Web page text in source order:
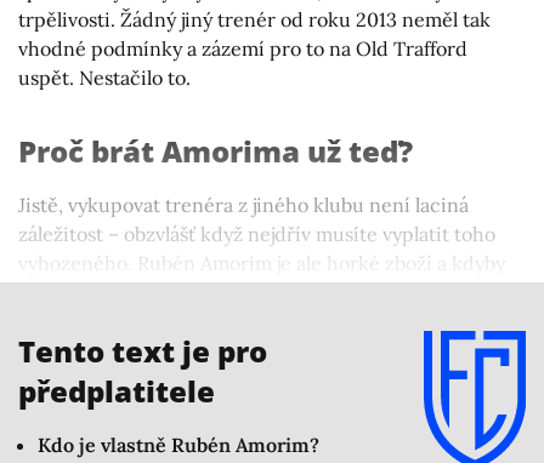
trpělivosti. Žádný jiný trenér od roku 2013 neměl tak
vhodné podmínky a zázemí pro to na Old Trafford
uspět. Nestačilo to.
Proč brát Amorima už teď?
Jistě, vykupovat trenéra z jiného klubu není laciná
záležitost – obzvlášť když nejdřív musíte vyplatit toho
vyhozeného. Rubén Amorim je ale horké zboží a kdyby
Tento text je pro
předplatitele
Kdo je vlastně Rubén Amorim?